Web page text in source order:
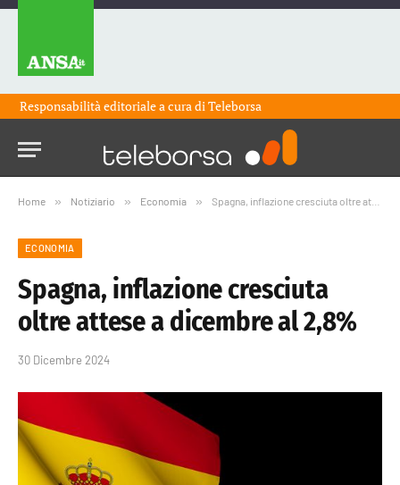
Responsabilità editoriale a cura diTeleborsa
Home » Notiziario » Economia » Spagna, inflazione cresciuta oltre attese a dicembre al 2,8%
ECONOMIA
Spagna, inflazione cresciuta
oltre attese a dicembre al 2,8%
30 Dicembre 2024